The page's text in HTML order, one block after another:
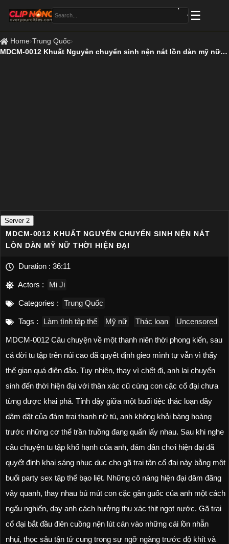
Home›Trung Quốc›
MDCM-0012 Khuất Nguyên chuyển sinh nện nát lồn dàn mỹ nữ thời hiện đại
Server 2
MDCM-0012 KHUẤT NGUYÊN CHUYỂN SINH NỆN NÁT
LỒN DÀN MỸ NỮ THỜI HIỆN ĐẠI
Duration : 36:11
Actors : Mi Ji
Categories : Trung Quốc
Tags : Làm tình tập thể Mỹ nữ Thác loạn Uncensored
MDCM-0012 Câu chuyện về một thanh niên thời phong kiến, sau
cả đời tu tập trên núi cao đã quyết định gieo mình tự vẫn vì thấy
thế gian quá điên đảo. Tuy nhiên, thay vì chết đi, anh lại chuyển
sinh đến thời hiện đại với thân xác cũ cùng con cặc cổ đại chưa
từng được khai phá. Tỉnh dậy giữa một buổi tiệc thác loạn đầy
dâm dật của đám trai thanh nữ tú, anh không khỏi bàng hoàng
trước những cơ thể trần truồng đang quấn lấy nhau. Sau khi nghe
câu chuyện tu tập khổ hạnh của anh, đám dân chơi hiện đại đã
quyết định khai sáng nhục dục cho gã trai tân cổ đại này bằng một
buổi party sex tập thể bạo liệt. Những cô nàng hiện đại dâm đãng
vây quanh, thay nhau bú mút con cặc gân guốc của anh một cách
ngấu nghiến, dạy anh cách hưởng thụ xác thịt ngọt nước. Gã trai
cổ đại bắt đầu điên cuồng nện lút cán vào những cái lồn nhẵn
nhụi, thọc sâu tận tử cung trong sự ngỡ ngàng trước độ khít và